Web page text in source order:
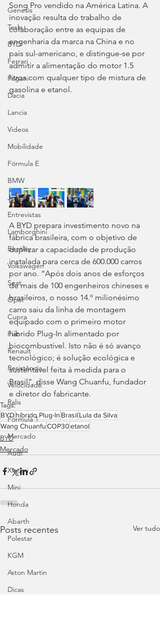
Genesis
Tesla
BYD
Ferrari
Pagani
Dacia
Lancia
Videos
Mobilidade
Fórmula E
BMW
Jeep
Entrevistas
Lamborghini
Bentley
Volkswagen
Seat
Opel
Cupra
Fiat
Renault
Resistência
Velocidade
Ralis
Fórmula 1
Mercado
Audi
Xiaomi
Mini
Honda
Abarth
Polestar
KGM
Aston Martin
Dicas
Song Pro vendido na América Latina. A
inovação resulta do trabalho de
colaboração entre as equipas de
engenharia da marca na China e no
país sul-americano, e distingue-se por
admitir a alimentação do motor 1.5
litros com qualquer tipo de mistura de
gasolina e etanol.
A BYD prepara investimento novo na
fábrica brasileira, com o objetivo de
duplicar a capacidade de produção
instalada para cerca de 600.000 carros
por ano. “Após dois anos de esforços
de mais de 100 engenheiros chineses e
brasileiros, o nosso 14.º milionésimo
carro saiu da linha de montagem
equipado com o primeiro motor
híbrido Plug-In alimentado por
biocombustível. Isto não é só avanço
tecnológico; é solução ecológica e
sustentável feita à medida para o
Brasil”, disse Wang Chuanfu, fundador
e diretor do fabricante.
Tags:
BYD híbrido Plug-In Brasil Lula da Silva
Wang ChuanfuCOP30etanol
BYD
Mercado
Posts recentes Ver tudo